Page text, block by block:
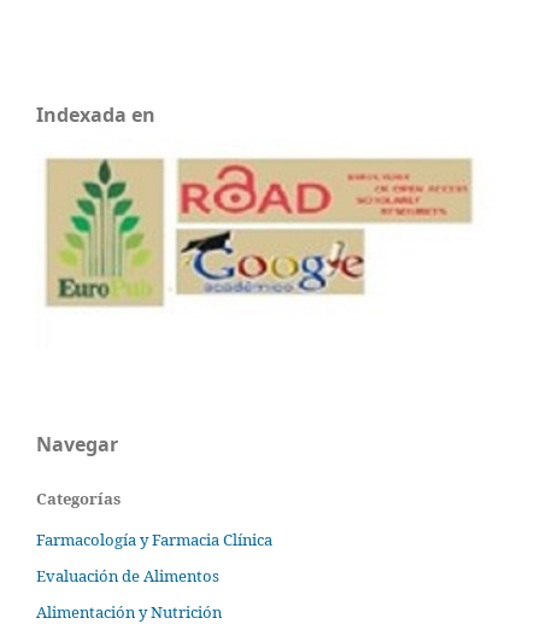
Indexada en
Navegar
Categorías
Farmacología y Farmacia Clínica
Evaluación de Alimentos
Alimentación y Nutrición